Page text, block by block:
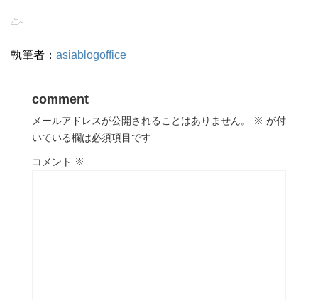
-
執筆者： asiablogoffice
comment
メールアドレスが公開されることはありません。 ※ が付
いている欄は必須項目です
コメント ※